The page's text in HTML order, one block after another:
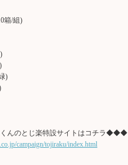
箱/組)
)
んのとじ楽特設サイトはコチラ◆◆◆
campaign/tojiraku/index.html